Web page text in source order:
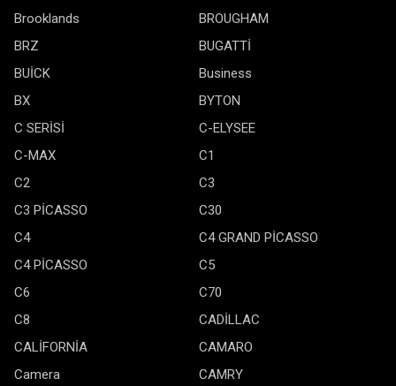
Brooklands
BROUGHAM
BRZ
BUGATTİ
BUİCK
Business
BX
BYTON
C SERİSİ
C-ELYSEE
C-MAX
C1
C2
C3
C3 PİCASSO
C30
C4
C4 GRAND PİCASSO
C4 PİCASSO
C5
C6
C70
C8
CADİLLAC
CALİFORNİA
CAMARO
Camera
CAMRY